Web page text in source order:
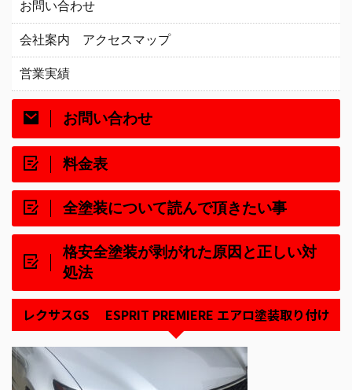
お問い合わせ
会社案内 アクセスマップ
営業実績
お問い合わせ
料金表
全塗装について読んで頂きたい事
格安全塗装が剥がれた原因と正しい対
処法
レクサスGS ESPRIT PREMIERE エアロ塗装取り付け